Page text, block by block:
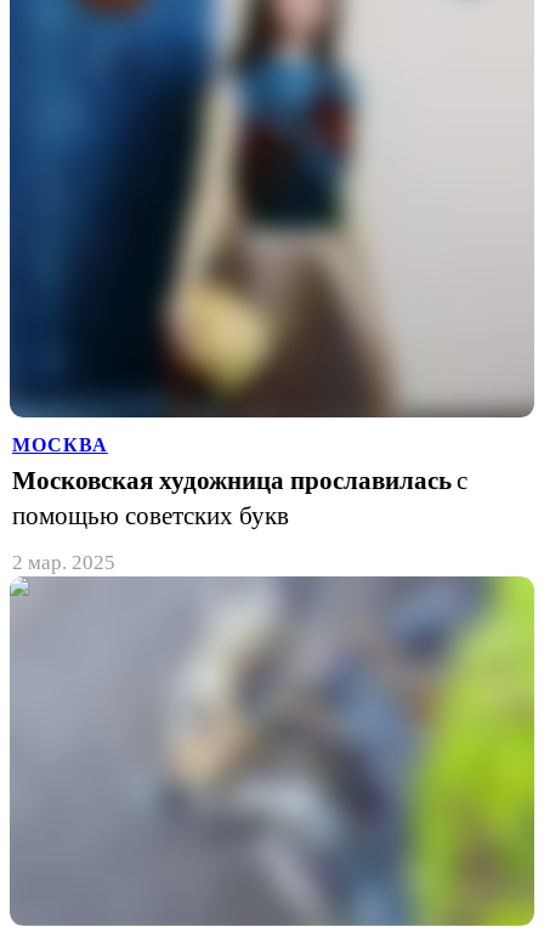
МОСКВА
Московская художница прославиласьс
помощью советских букв
2 мар. 2025